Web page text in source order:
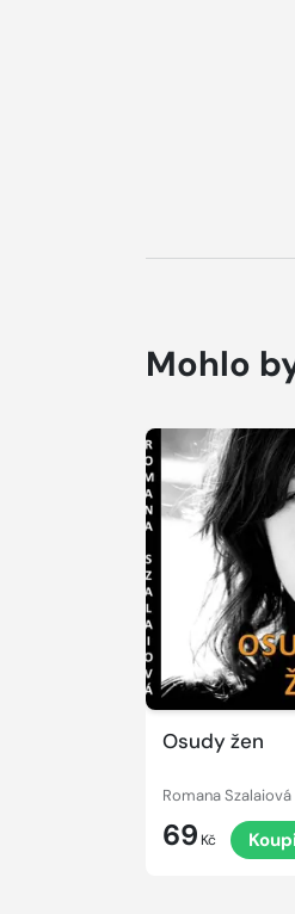
Mohlo
Osudy žen
Romana Szalaiová
69 Kč